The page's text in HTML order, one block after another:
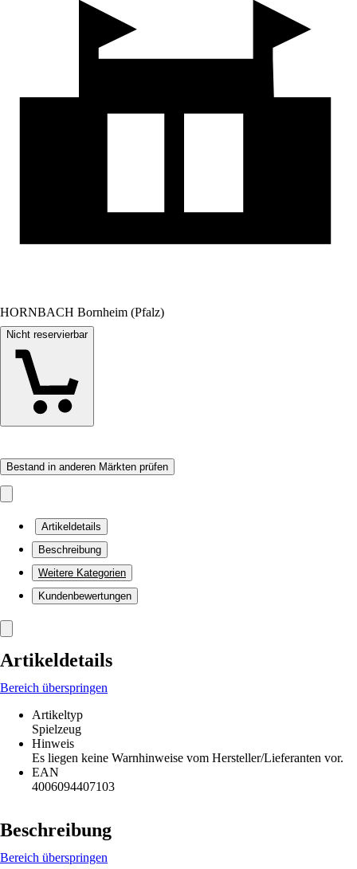
HORNBACH Bornheim (Pfalz)
Nicht reservierbar
Bestand in anderen Märkten prüfen
Artikeldetails
Beschreibung
Weitere Kategorien
Kundenbewertungen
Artikeldetails
Bereich überspringen
Artikeltyp
Spielzeug
Hinweis
Es liegen keine Warnhinweise vom Hersteller/Lieferanten vor.
EAN
4006094407103
Beschreibung
Bereich überspringen